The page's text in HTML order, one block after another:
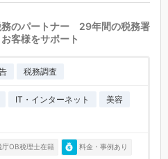
務のパートナー 29年間の税務署
客様をサポート
税務調査
IT・インターネット
美容
庁OB税理士在籍 料金・事例あり